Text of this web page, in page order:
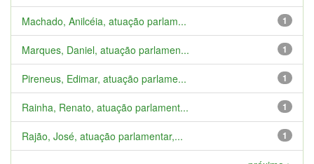
1
Machado, Anilcéia, atuação parlam...
1
Marques, Daniel, atuação parlamen...
1
Pireneus, Edimar, atuação parlame...
1
Rainha, Renato, atuação parlament...
1
Rajão, José, atuação parlamentar,...